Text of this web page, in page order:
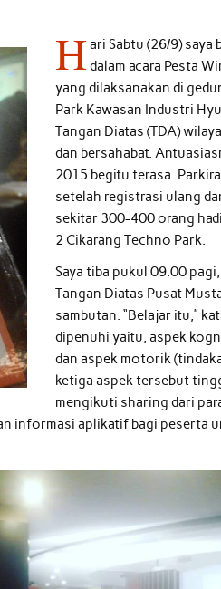
H ari Sabtu (26/9) saya
dalam acara Pesta
yang dilaksanakan di
Park Kawasan Industri
Tangan Diatas (TDA)
dan bersahabat.
2015 begitu terasa.
setelah registrasi ulang
sekitar 300-400 orang
2 Cikarang Techno Park.
Saya tiba pukul 09.00
Tangan Diatas Pusat
sambutan. “Belajar itu,”
dipenuhi yaitu, aspek
dan aspek motorik
ketiga aspek tersebut
mengikuti sharing dari
informasi aplikatif bagi peserta